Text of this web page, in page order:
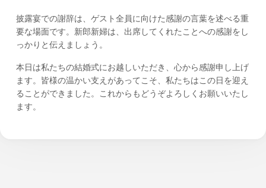
披露宴での謝辞は、ゲスト全員に向けた感謝の言葉を述べる重
要な場面です。新郎新婦は、出席してくれたことへの感謝をし
っかりと伝えましょう。
本日は私たちの結婚式にお越しいただき、心から感謝申し上げ
ます。皆様の温かい支えがあってこそ、私たちはこの日を迎え
ることができました。これからもどうぞよろしくお願いいたし
ます。